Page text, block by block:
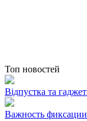
Топ новостей
Відпустка та
Важность